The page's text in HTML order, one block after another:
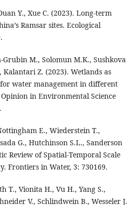
Y., Xue C. (2023). Long-term
Ramsar sites. Ecological
Grubin M., Solomun M.K., Sushkova
Kalantari Z. (2023). Wetlands as
water management in different
in Environmental Science
E., Wiederstein T.,
G., Hutchinson S.L., Sanderson
Review of Spatial-Temporal Scale
Frontiers in Water, 3: 730169.
T., Vionita H., Vu H., Yang S.,
V., Schlindwein B., Wesseler J.